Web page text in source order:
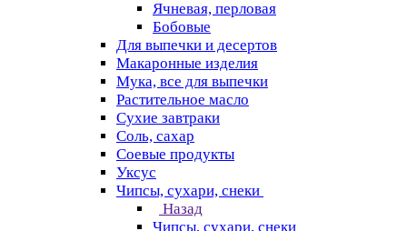
Ячневая, перловая
Бобовые
Для выпечки и десертов
Макаронные изделия
Мука, все для выпечки
Растительное масло
Сухие завтраки
Соль, сахар
Соевые продукты
Уксус
Чипсы, сухари, снеки
Назад
Чипсы, сухари, снеки